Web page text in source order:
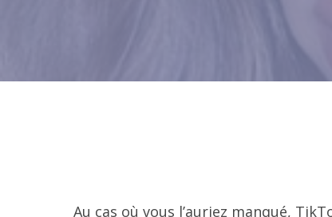
Au cas où vous l’auriez manqué,